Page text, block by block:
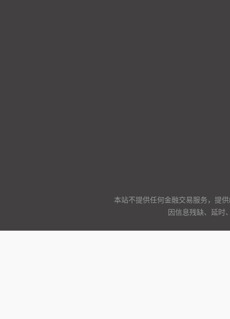
本站不提供任何金融交易服务，提
因信息残缺、延时